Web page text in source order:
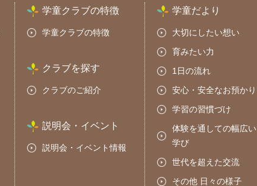
学童クラブの特徴
学童クラブの特徴
クラブを探す
クラブのご紹介
説明会・イベント
説明会・イベント情報
学童だより
大切にしたい想い
育みたい力
1日の流れ
安心・安全なお預かり
学習の習慣づけ
体験を通しての幅広い
学び
世代を超えた交流
その他 日々の様子